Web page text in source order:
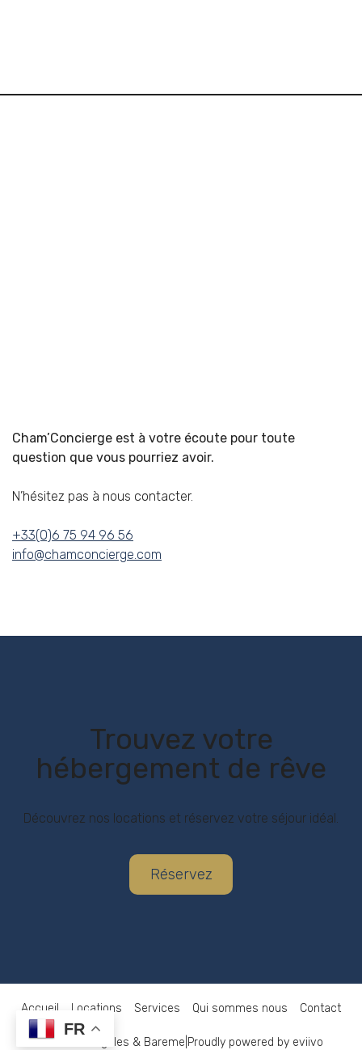
Cham’Concierge est à votre écoute pour toute
question que vous pourriez avoir.
N’hésitez pas à nous contacter.
+33(0)6 75 94 96 56
info@chamconcierge.com
Trouvez votre
hébergement de rêve
Découvrez nos locations et réservez votre séjour idéal.
Réservez
Accueil Locations Services Qui sommes nous Contact
Mentions Legales & Bareme Proudly powered by eviivo
FR